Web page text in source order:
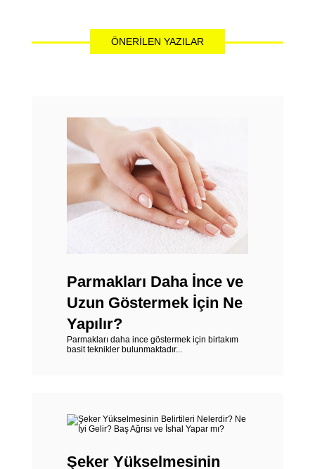
ÖNERILEN YAZILAR
Parmakları Daha İnce ve
Uzun Göstermek İçin Ne
Yapılır?
Parmakları daha ince göstermek için birtakım
basit teknikler bulunmaktadır...
Şeker Yükselmesinin